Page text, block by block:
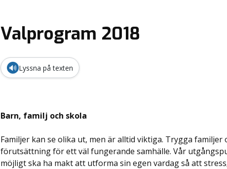
Valprogram 2018
🔊 Lyssna på texten
Barn, familj och skola
Familjer kan se olika ut, men är alltid viktiga. Trygga
förutsättning för ett väl fungerande samhälle. Vår
möjligt ska ha makt att utforma sin egen vardag så att